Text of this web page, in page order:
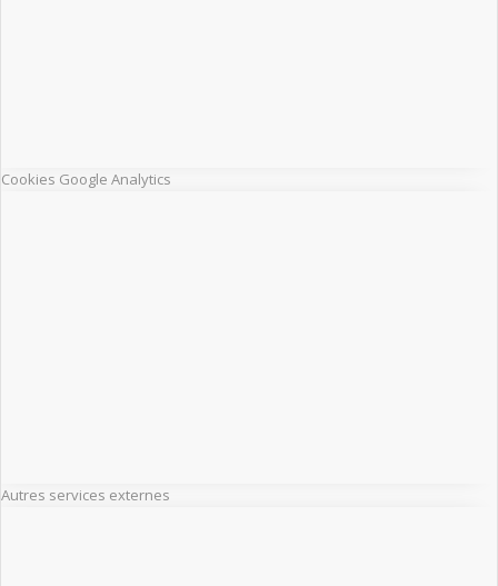
Cookies Google Analytics
Autres services externes